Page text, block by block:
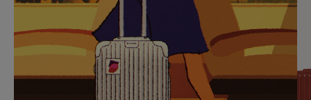
TE
PAUZEREN
DRUK
HIER
OM
HET